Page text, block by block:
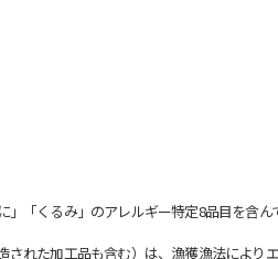
「くるみ」のアレルギー特定8品目を含ん
れた加工品も含む）は、漁獲漁法により